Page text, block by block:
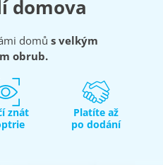
domova
domů s velkým
obrub.
znát
Platíte až
po dodání